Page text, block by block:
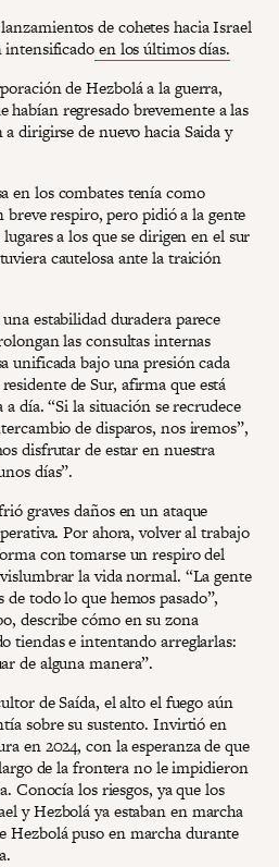
de cohetes hacia Israel
intensificadoen los últimos días.
de Hezbolá a la guerra,
habían regresado brevemente a las
dirigirse de nuevo hacia Saida y
en los combates tenía como
respiro, pero pidió a la gente
a los que se dirigen en el sur
cautelosa ante la traición
estabilidad duradera parece
las consultas internas
unificada bajo una presión cada
de Sur, afirma que está
día. “Si la situación se recrudece
de disparos, nos iremos”,
disfrutar de estar en nuestra
días”.
graves daños en un ataque
Por ahora, volver al trabajo
con tomarse un respiro del
la vida normal. “La gente
de todo lo que hemos pasado”,
describe cómo en su zona
tiendas e intentando arreglarlas:
de alguna manera”.
de Saída, el alto el fuego aún
sobre su sustento. Invirtió en
en 2024, con la esperanza de que
de la frontera no le impidieron
Conocía los riesgos, ya que los
y Hezbolá ya estaban en marcha
Hezbolá puso en marcha durante